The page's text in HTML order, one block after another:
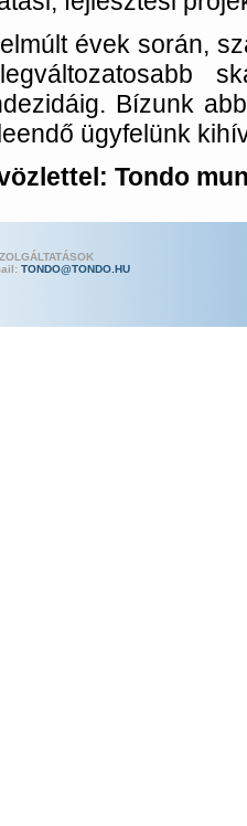
évek során,
Bízunk
ügyfelünk
Tondo
TONDO@TONDO.HU